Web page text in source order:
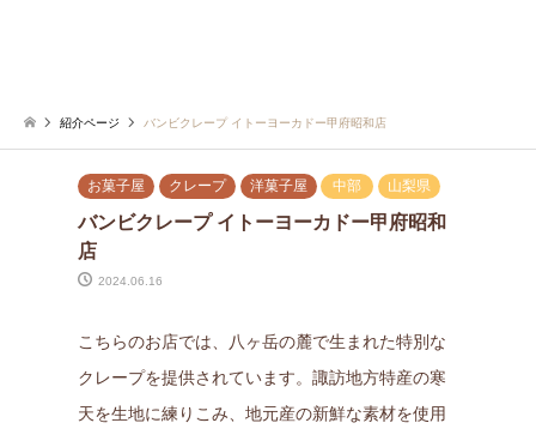
紹介ページ バンビクレープ イトーヨーカドー甲府昭和店
お菓子屋 クレープ 洋菓子屋 中部 山梨県
バンビクレープ イトーヨーカドー甲府昭和
店
2024.06.16
こちらのお店では、八ヶ岳の麓で生まれた特別な
クレープを提供されています。諏訪地方特産の寒
天を生地に練りこみ、地元産の新鮮な素材を使用